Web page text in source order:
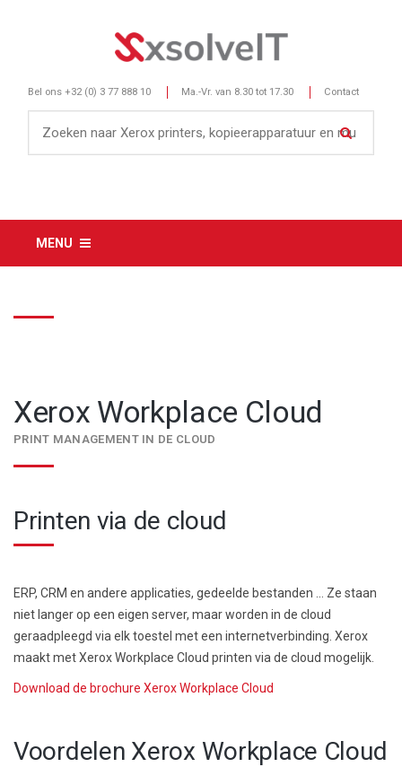
Bel ons +32 (0) 3 77 888 10 Ma.-Vr. van 8.30 tot 17.30 Contact
MENU
Xerox Workplace Cloud
PRINT MANAGEMENT IN DE CLOUD
Printen via de cloud
ERP, CRM en andere applicaties, gedeelde bestanden … Ze staan
niet langer op een eigen server, maar worden in de cloud
geraadpleegd via elk toestel met een internetverbinding. Xerox
maakt met Xerox Workplace Cloud printen via de cloud mogelijk.
Download de brochure Xerox Workplace Cloud
Voordelen Xerox Workplace Cloud